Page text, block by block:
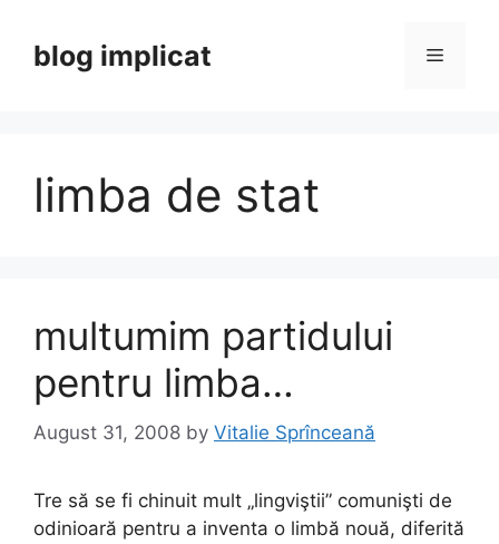
contentblog implicat Menu
limba de stat
multumim partidului
pentru limba…
August 31, 2008 by Vitalie Sprînceană
Tre să se fi chinuit mult „lingviştii” comunişti de
odinioară pentru a inventa o limbă nouă, diferită